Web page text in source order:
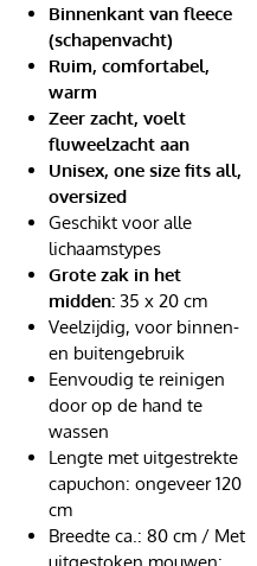
Binnenkant van fleece
(schapenvacht)
Ruim, comfortabel,
warm
Zeer zacht, voelt
fluweelzacht aan
Unisex, one size fits all,
oversized
Geschikt voor alle
lichaamstypes
Grote zak in het
midden: 35 x 20 cm
Veelzijdig, voor binnen-
en buitengebruik
Eenvoudig te reinigen
door op de hand te
wassen
Lengte met uitgestrekte
capuchon: ongeveer 120
cm
Breedte ca.: 80 cm / Met